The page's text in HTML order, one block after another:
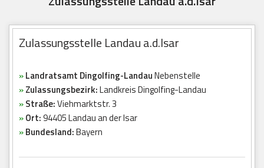
Zulassungsstelle Landau a.d.Isar
»Landratsamt Dingolfing-LandauNebenstelle
»Zulassungsbezirk:Landkreis Dingolfing-Landau
»Straße:Viehmarktstr. 3
»Ort:94405 Landau an der Isar
»Bundesland:Bayern